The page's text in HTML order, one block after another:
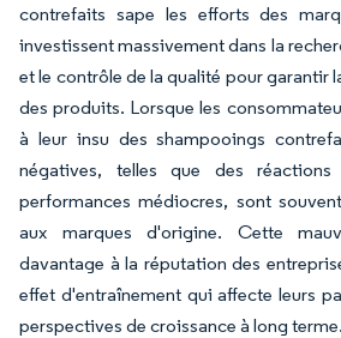
contrefaits sape les efforts des
investissent massivement dans la
et le contrôle de la qualité pour garantir
des produits. Lorsque les
à leur insu des shampooings
négatives, telles que des
performances médiocres, sont
aux marques d'origine. Cette
davantage à la réputation des
effet d'entraînement qui affecte leurs
perspectives de croissance à long terme.